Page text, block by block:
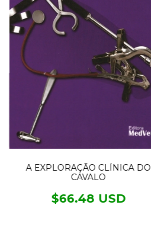
A EXPLORAÇÃO CLÍNICA DO
CAVALO
$66.48 USD